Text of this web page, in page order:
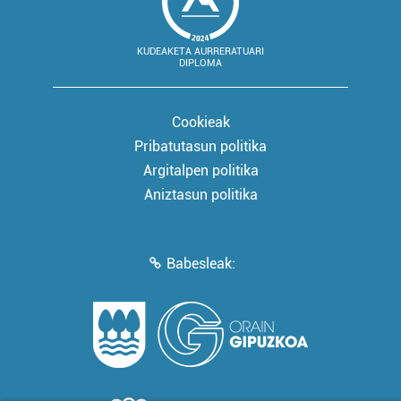
KUDEAKETA AURRERATUARI
DIPLOMA
Cookieak
Pribatutasun politika
Argitalpen politika
Aniztasun politika
Babesleak: